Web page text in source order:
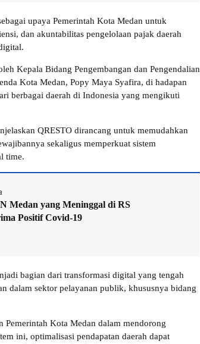
upaya Pemerintah Kota Medan untuk
dan akuntabilitas pengelolaan pajak daerah
Kepala Bidang Pengembangan dan Pengendalian
Kota Medan, Popy Maya Syafira, di hadapan
berbagai daerah di Indonesia yang mengikuti
QRESTO dirancang untuk memudahkan
sekaligus memperkuat sistem
time.
Medan yang Meninggal di RS
Positif Covid-19
bagian dari transformasi digital yang tengah
dalam sektor pelayanan publik, khususnya bidang
Pemerintah Kota Medan dalam mendorong
ini, optimalisasi pendapatan daerah dapat